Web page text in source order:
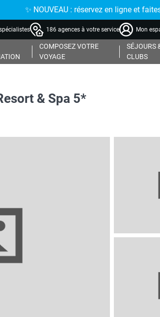
✨ NOUVEAU : réservez en ligne et
186 agences à votre service Mon
COMPOSEZ VOTRE
VOYAGE
SÉJOURS
CLUBS
& Spa 5*